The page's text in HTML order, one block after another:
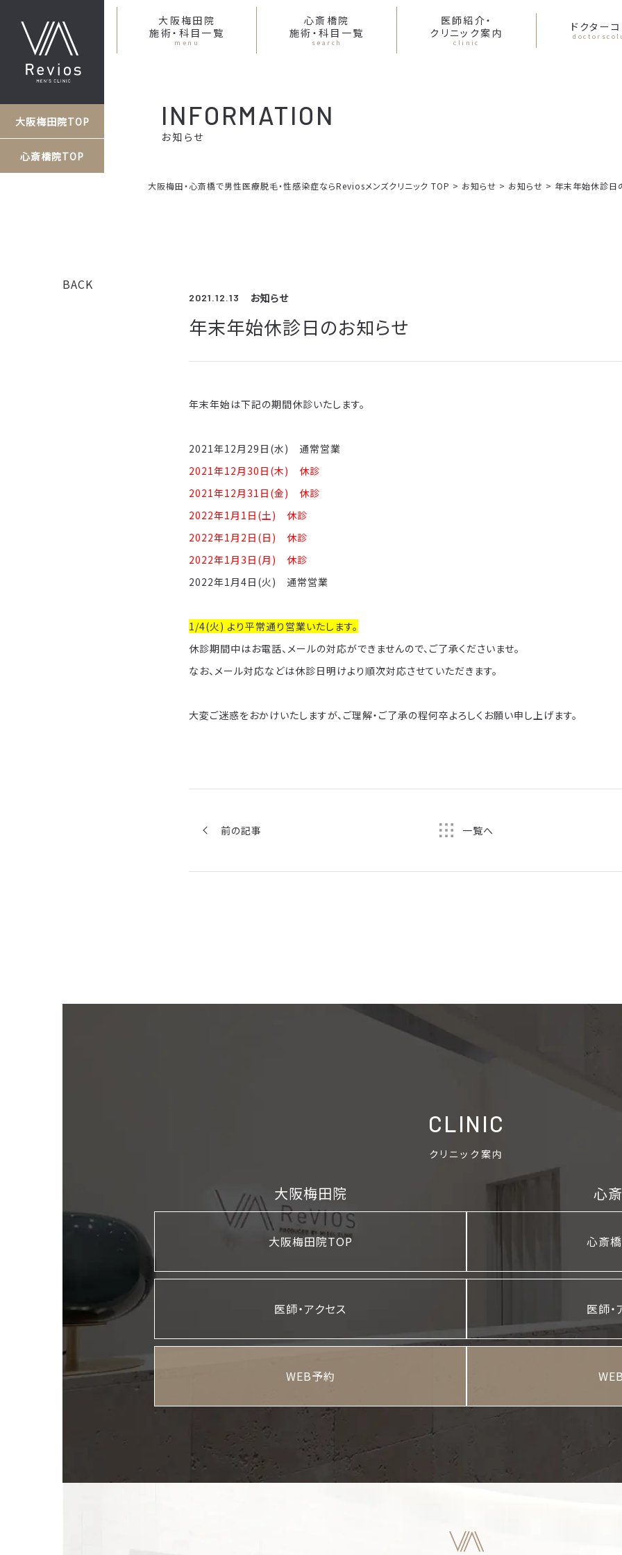
大阪梅田院
施術・科目一覧
menu
心斎橋院
施術・科目一覧
search
医師紹介・
クリニック案内
clinic
ドクター
大阪梅田院TOP
心斎橋院TOP
ご予約の院を選択してください
INFORMATION
お知らせ
大阪梅田・心斎橋で男性医療脱毛・性感染症ならReviosメンズクリニック TOP > お知らせ > お知らせ > 年末年始休診日
BACK
2021.12.13 お知らせ
年末年始休診日のお知らせ
年末年始は下記の期間休診いたします。
2021年12月29日(水) 通常営業
2021年12月30日(木) 休診
2021年12月31日(金) 休診
2022年1月1日(土) 休診
2022年1月2日(日) 休診
2022年1月3日(月) 休診
2022年1月4日(火) 通常営業
1/4(火) より平常通り営業いたします。
休診期間中はお電話、メールの対応ができませんので、ご了承くださいませ。
なお、メール対応などは休診日明けより順次対応させていただきます。
大変ご迷惑をおかけいたしますが、ご理解・ご了承の程何卒よろしくお願い申し上げます。
前の記事 一覧へ
CLINIC
クリニック案内
大阪梅田院
大阪梅田院TOP
医師・アクセス
WEB予約
心
心斎
医師・